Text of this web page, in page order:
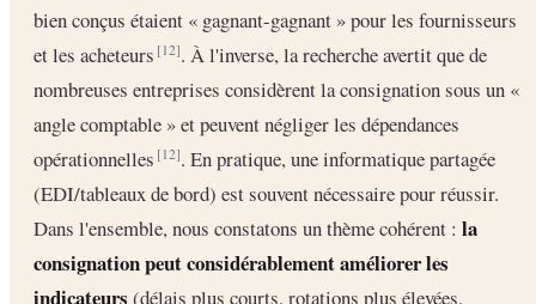
bien conçus étaient « gagnant-gagnant » pour les fournisseurs
et les acheteurs[12]. À l'inverse, la recherche avertit que de
nombreuses entreprises considèrent la consignation sous un «
angle comptable » et peuvent négliger les dépendances
opérationnelles[12]. En pratique, une informatique partagée
(EDI/tableaux de bord) est souvent nécessaire pour réussir.
Dans l'ensemble, nous constatons un thème cohérent : la
consignation peut considérablement améliorer les
indicateurs (délais plus courts, rotations plus élevées,